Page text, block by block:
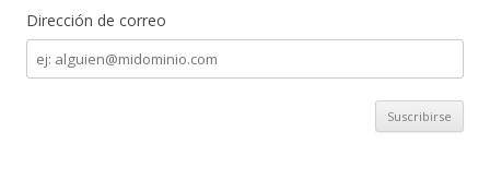
Dirección de correo
Dirección
de
correo